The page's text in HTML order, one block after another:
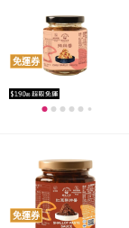
免運券
免運券